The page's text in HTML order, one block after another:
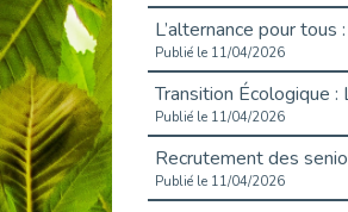
Publié le 11/04/2026
Publié le 11/04/2026
Publié le 11/04/2026